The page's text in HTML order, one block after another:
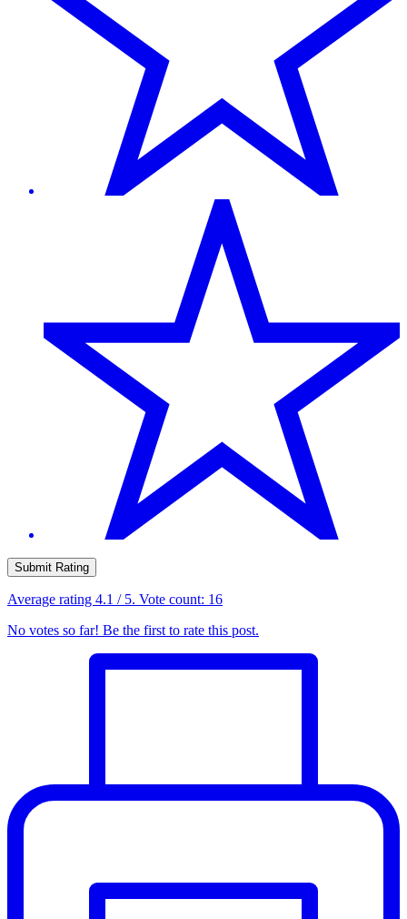
Submit Rating
Average rating 4.1 / 5. Vote count: 16
No votes so far! Be the first to rate this post.